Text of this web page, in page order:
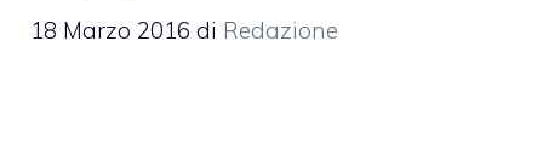
18 Marzo 2016 di Redazione